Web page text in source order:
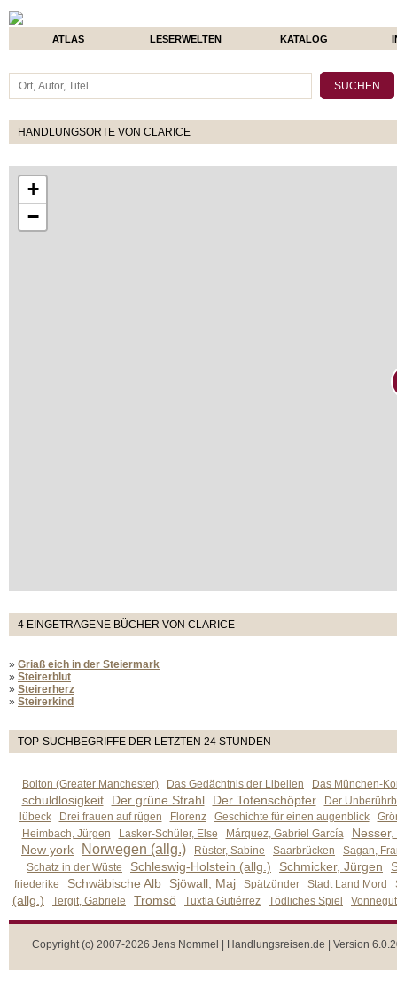
ATLAS LESERWELTEN KATALOG
HANDLUNGSORTE VON CLARICE
+
−
4 EINGETRAGENE BÜCHER VON CLARICE
» Griaß eich in der Steiermark
» Steirerblut
» Steirerherz
» Steirerkind
TOP-SUCHBEGRIFFE DER LETZTEN 24 STUNDEN
Bolton (Greater Manchester) Das Gedächtnis der Libellen Das München-
schuldlosigkeit Der grüne Strahl Der Totenschöpfer
Der
lübeck
Drei frauen auf rügen Florenz Geschichte für einen augenblick
Heimbach, Jürgen
Lasker-Schüler, Else Márquez, Gabriel García
New york
Norwegen (allg.) Rüster, Sabine Saarbrücken
Sagan,
Schatz in der Wüste
Schleswig-Holstein (allg.) Schmicker, Jürgen
friederike Schwäbische Alb Sjöwall, Maj Spätzünder Stadt Land Mord
(allg.) Tergit, Gabriele Tromsö Tuxtla Gutiérrez Tödliches Spiel
Copyright (c) 2007-2026 Jens Nommel | Handlungsreisen.de | Version